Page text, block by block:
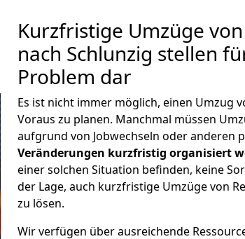
Kurzfristige Umzüge
nach Schlunzig stellen
Problem dar
Es ist nicht immer möglich, einen Umzug
Voraus zu planen. Manchmal müssen
aufgrund von Jobwechseln oder anderen
Veränderungen kurzfristig organisiert
einer solchen Situation befinden, keine
der Lage, auch kurzfristige Umzüge von
zu lösen.
Wir verfügen über ausreichende